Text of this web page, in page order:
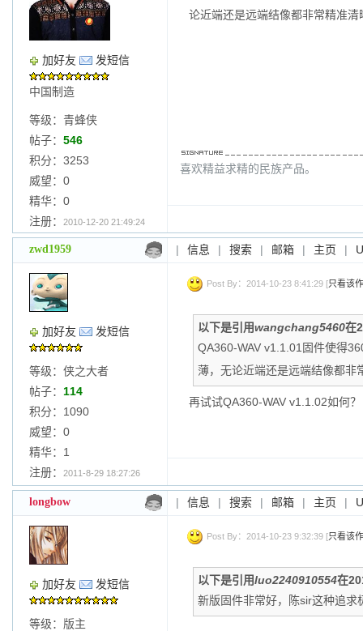
加好友 发短信
中国制造
等级：青蜂侠
帖子： 546
积分：3253
威望：0
精华：0
注册：
2010-12-20 21:49:24
论近端还是远端结像都非常精准清
喜欢精益求精的民族产品。
zwd1959 | 信息 | 搜索 | 邮箱 | 主页 |
加好友 发短信
等级：侠之大者
帖子： 114
积分：1090
威望：0
精华：1
注册：
2011-8-29 18:27:26
Post By：2014-10-23 8:41:29 [只看该
以下是引用wangchang5460在
QA360-WAV v1.1.01固件使得
薄，无论近端还是远端结像都非
再试试QA360-WAV v1.1.02如何？
longbow | 信息 | 搜索 | 邮箱 | 主页 |
加好友 发短信
等级：版主
Post By：2014-10-23 9:32:39 [只看该
以下是引用luo2240910554在
新版固件非常好，陈sir这种追求